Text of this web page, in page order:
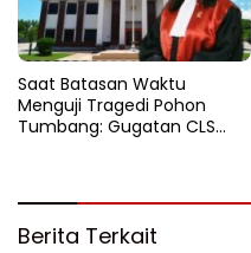
Saat Batasan Waktu
Menguji Tragedi Pohon
Tumbang: Gugatan CLS
Berita Terkait